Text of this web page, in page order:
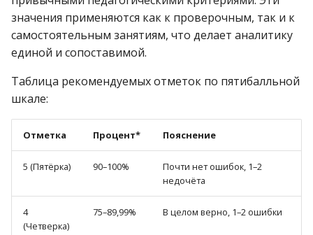
я
п
о
Как сменить учебное
заведение?
У меня два аккаунта
Роли на ЯКласс
Персональные данные
Рассылка и уведомления
Как удалить пустой класс?
Если ученик забыл логин
или пароль?
следующий класс?
Как пригласить
родителей?
Что такое демо-доступ?
доступ для себя и класса?
Что такое ТОП школ?
подтвердить статус
учителя?
пользователей из школы?
Как присвоить лицензии
«Я+»?
значения применяются как к проверочным, так и к
самостоятельным занятиям, что делает аналитику
единой и сопоставимой.
Таблица рекомендуемых отметок по пятибалльной
шкале:
Отметка Процент* Пояснение
5 (Пятёрка) 90–100%
Почти нет ошибок, 1–2
недочёта
4
(Четверка)
75–89,99% В целом верно, 1–2 ошибки